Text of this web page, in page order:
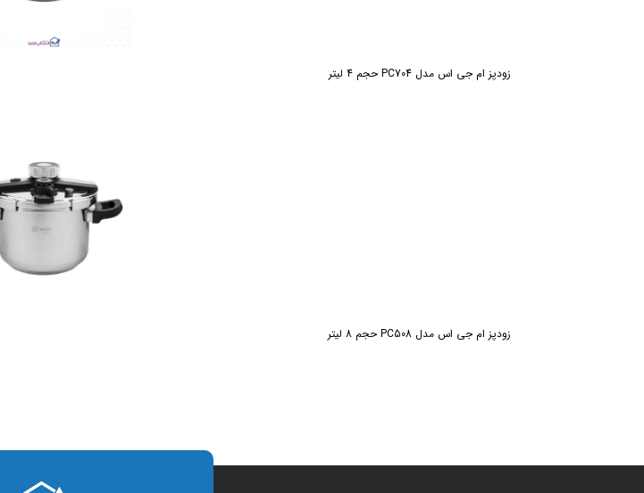
زودپز ام جی اس مدل PC704 حجم 4 لیتر
زودپز ام جی اس مدل PC508 حجم 8 لیتر